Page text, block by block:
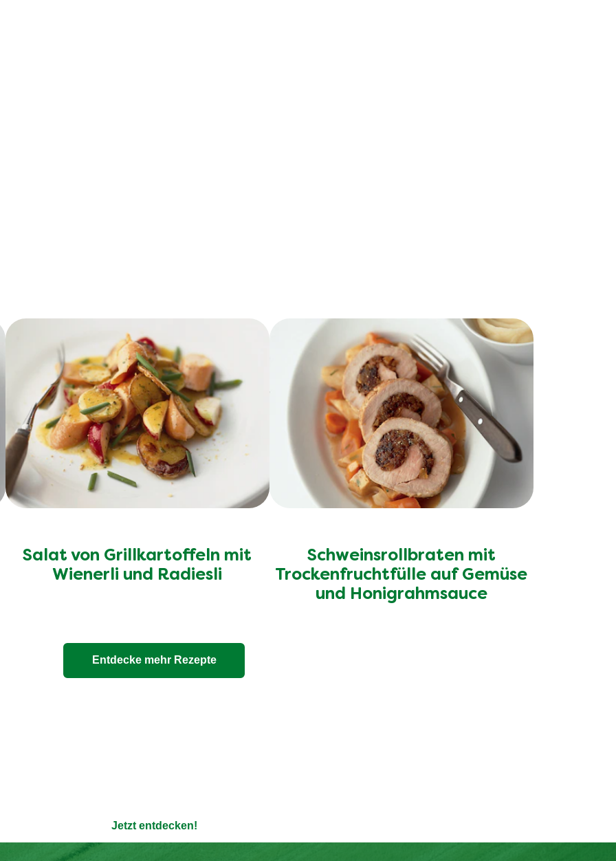
Salat von Grillkartoffeln mit
Wienerli und Radiesli
Schweinsrollbraten mit
Trockenfruchtfülle auf Gemüse
und Honigrahmsauce
Entdecke mehr Rezepte
transparent wie die Verpackung - ohne Zusatzstoffe und mit max. 10 Zutaten.
Jetzt entdecken!